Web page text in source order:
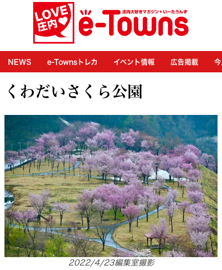
NEWS e-Townsトレカ イベント情報 広告掲載
くわだいさくら公園
2022/4/23編集室撮影